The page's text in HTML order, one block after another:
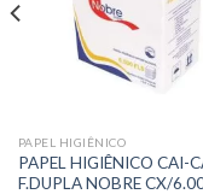
PAPEL HIGIÊNICO
PAPEL HIGIÊNICO CAI-
F.DUPLA NOBRE CX/